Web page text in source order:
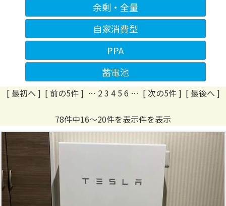
余剰・全量
自家消費型
PPA
蓄電池
[ 最初へ ] [ 前の5件 ] … 23 4 5 6 … [ 次の5件 ] [ 最後へ ]
78件中16～20件を表示件を表示